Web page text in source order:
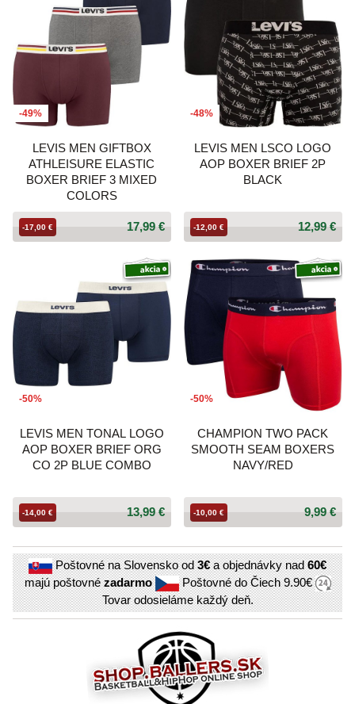
-49%
LEVIS MEN GIFTBOX
ATHLEISURE ELASTIC
BOXER BRIEF 3 MIXED
COLORS
17,99 €
-17,00 €
-48%
LEVIS MEN LSCO LOGO
AOP BOXER BRIEF 2P
BLACK
12,99 €
-12,00 €
-50%
LEVIS MEN TONAL LOGO
AOP BOXER BRIEF ORG
CO 2P BLUE COMBO
13,99 €
-14,00 €
-50%
CHAMPION TWO PACK
SMOOTH SEAM BOXERS
NAVY/RED
9,99 €
-10,00 €
Poštovné na Slovensko od3€a objednávky nad60€
majú poštovnézadarmo Poštovné do Čiech9.90€
Tovar odosieláme každý deň.